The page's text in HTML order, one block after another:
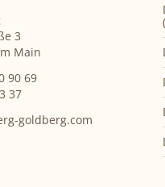
3
Main
90 69
37
goldberg.com